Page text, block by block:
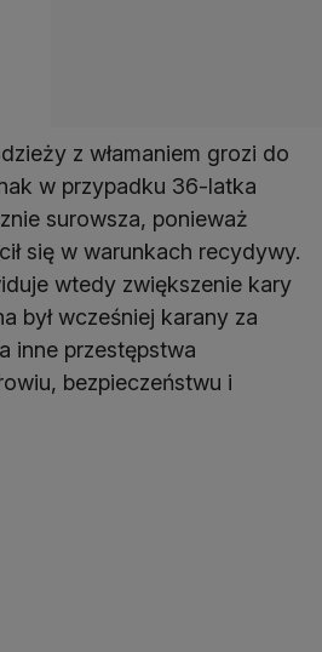
z włamaniem grozi do
w przypadku 36-latka
surowsza, ponieważ
się w warunkach recydywy.
wtedy zwiększenie kary
był wcześniej karany za
inne przestępstwa
bezpieczeństwu i